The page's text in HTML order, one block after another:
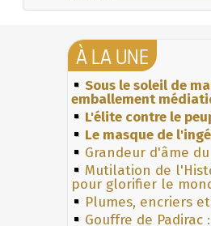
À LA UNE
Sous le soleil de
emballement
L'élite contre le
Le masque de
Grandeur d'âme
Mutilation de
pour glorifier le
Plumes, encriers
Gouffre de